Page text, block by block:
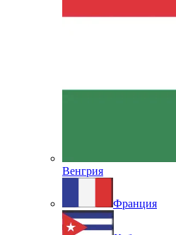
Венгрия
Франция